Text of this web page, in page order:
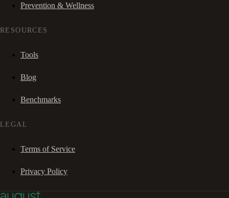
Prevention & Wellness
RESOURCES
Tools
Blog
Benchmarks
LEGAL
Terms of Service
Privacy Policy